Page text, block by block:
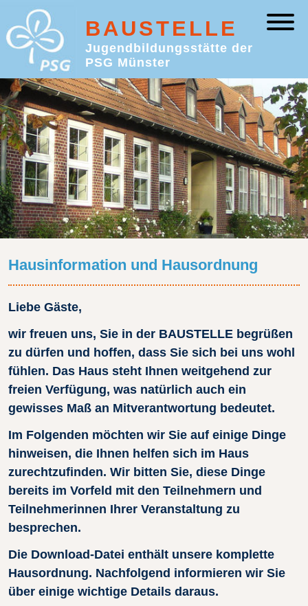
BAUSTELLE
Jugendbildungsstätte der
PSG Münster
Hausinformation und Hausordnung
Liebe Gäste,
wir freuen uns, Sie in der BAUSTELLE begrüßen
zu dürfen und hoffen, dass Sie sich bei uns wohl
fühlen. Das Haus steht Ihnen weitgehend zur
freien Verfügung, was natürlich auch ein
gewisses Maß an Mitverantwortung bedeutet.
Im Folgenden möchten wir Sie auf einige Dinge
hinweisen, die Ihnen helfen sich im Haus
zurechtzufinden. Wir bitten Sie, diese Dinge
bereits im Vorfeld mit den Teilnehmern und
Teilnehmerinnen Ihrer Veranstaltung zu
besprechen.
Die Download-Datei enthält unsere komplette
Hausordnung. Nachfolgend informieren wir Sie
über einige wichtige Details daraus.